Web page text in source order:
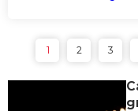
1 2 3